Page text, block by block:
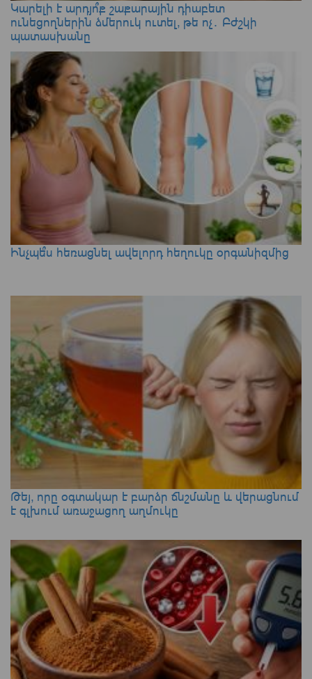
Կարելի է արդյո՞ք շաքարային դիաբետ
ունեցողներին ձմերուկ ուտել, թե ոչ․ Բժշկի
պատասխանը
Ինչպե՞ս հեռացնել ավելորդ հեղուկը օրգանիզմից
Թեյ, որը օգտակար է բարձր ճնշմանը և վերացնում
է գլխում առաջացող աղմուկը